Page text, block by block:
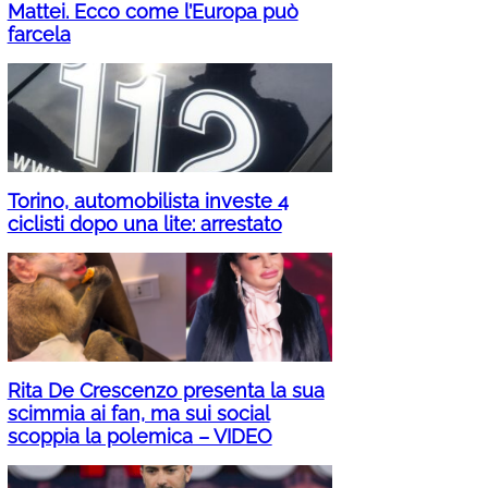
Mattei. Ecco come l’Europa può
farcela
Torino, automobilista investe 4
ciclisti dopo una lite: arrestato
Rita De Crescenzo presenta la sua
scimmia ai fan, ma sui social
scoppia la polemica – VIDEO